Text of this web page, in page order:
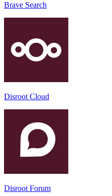
Brave Search
Disroot Cloud
Disroot Forum